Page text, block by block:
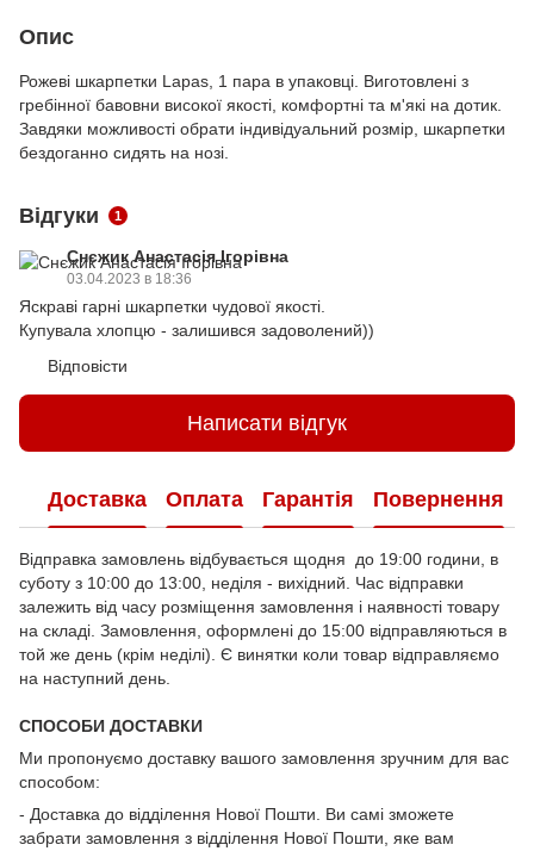
Опис
Рожеві шкарпетки Lapas, 1 пара в упаковці. Виготовлені з
гребінної бавовни високої якості, комфортні та м'які на дотик.
Завдяки можливості обрати індивідуальний розмір, шкарпетки
бездоганно сидять на нозі.
Відгуки 1
Снєжик Анастасія Ігорівна
03.04.2023 в 18:36
Яскраві гарні шкарпетки чудової якості.
Купувала хлопцю - залишився задоволений))
Відповісти
Написати відгук
Доставка Оплата Гарантія Повернення
Відправка замовлень відбувається щодня до 19:00 години, в
суботу з 10:00 до 13:00, неділя - вихідний. Час відправки
залежить від часу розміщення замовлення і наявності товару
на складі. Замовлення, оформлені до 15:00 відправляються в
той же день (крім неділі). Є винятки коли товар відправляємо
на наступний день.
СПОСОБИ ДОСТАВКИ
Ми пропонуємо доставку вашого замовлення зручним для вас
способом:
- Доставка до відділення Нової Пошти. Ви самі зможете
забрати замовлення з відділення Нової Пошти, яке вам